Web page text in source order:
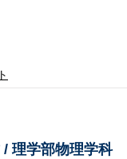
理学部物理学科